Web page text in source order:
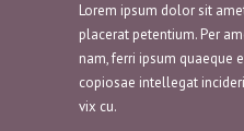
Lorem ipsum dolor sit
placerat petentium. Per
nam, ferri ipsum quaeque
copiosae intellegat
vix cu.